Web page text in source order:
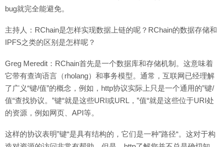
bug就完全能避免。
主持人：RChain是怎样实现数据上链的呢？RChain的数据存储和
IPFS之类的区别是怎样呢？
Greg Meredit：RChain首先是一个数据库和存储机制。这意味着
它带有查询语言（rholang）和事务模型。通常，互联网已经理解
了广义“键/值”的概念，例如，http协议实际上只是一个通用的”键/
值“查找协议。”键“就是这些URI或URL，”值“就是这些位于URI处
的资源，例如网页、API等。
这样的协议表明”键“是具有结构的，它们是一种”路径“。这对于构